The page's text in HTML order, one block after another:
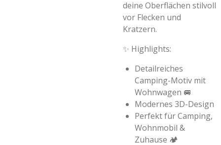
deine Oberflächen stilvoll
vor Flecken und
Kratzern.
✨ Highlights:
Detailreiches
Camping-Motiv mit
Wohnwagen 🚐
Modernes 3D-Design
Perfekt für Camping,
Wohnmobil &
Zuhause 🏕️